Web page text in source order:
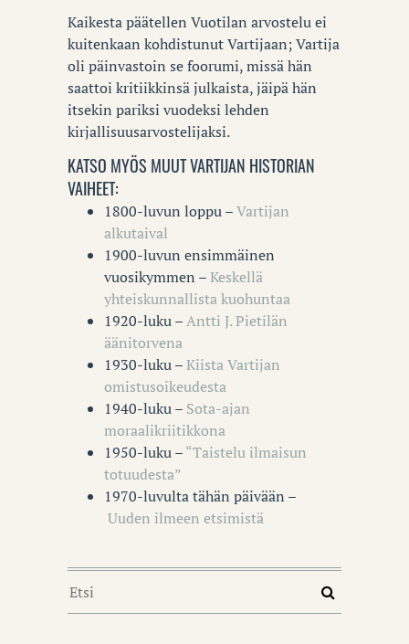
Kaikesta päätellen Vuotilan arvostelu ei
kuitenkaan kohdistunut Vartijaan; Vartija
oli päinvastoin se foorumi, missä hän
saattoi kritiikkinsä julkaista, jäipä hän
itsekin pariksi vuodeksi lehden
kirjallisuusarvostelijaksi.
KATSO MYÖS MUUT VARTIJAN HISTORIAN
VAIHEET:
1800-luvun loppu –Vartijan
alkutaival
1900-luvun ensimmäinen
vuosikymmen –Keskellä
yhteiskunnallista kuohuntaa
1920-luku –Antti J. Pietilän
äänitorvena
1930-luku –Kiista Vartijan
omistusoikeudesta
1940-luku – Sota-ajan
moraalikriitikkona
1950-luku –“Taistelu ilmaisun
totuudesta”
1970-luvulta tähän päivään –
Uuden ilmeen etsimistä